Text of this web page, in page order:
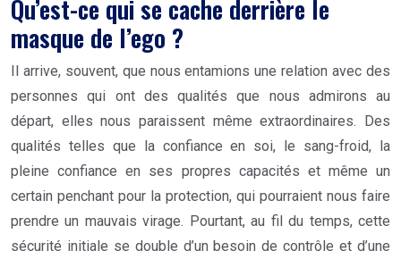
Qu’est-ce qui se cache derrière le
masque de l’ego ?
Il arrive, souvent, que nous entamions une relation avec des
personnes qui ont des qualités que nous admirons au
départ, elles nous paraissent même extraordinaires. Des
qualités telles que la confiance en soi, le sang-froid, la
pleine confiance en ses propres capacités et même un
certain penchant pour la protection, qui pourraient nous faire
prendre un mauvais virage. Pourtant, au fil du temps, cette
sécurité initiale se double d’un besoin de contrôle et d’une